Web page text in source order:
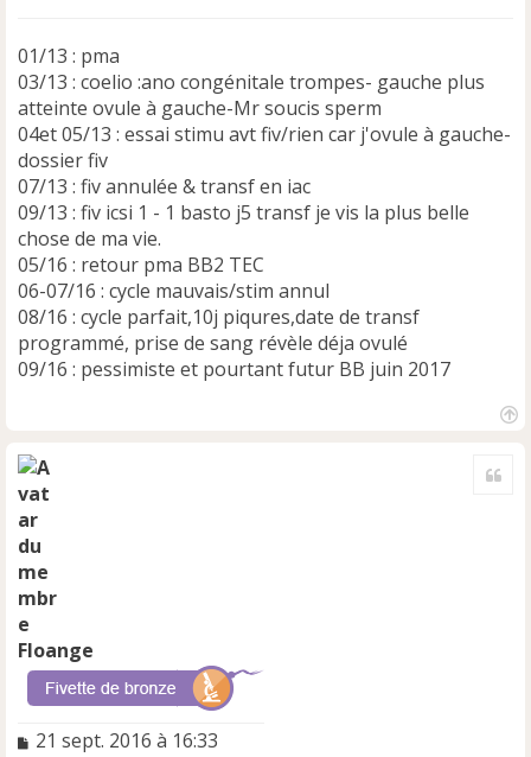
01/13 : pma
03/13 : coelio :ano congénitale trompes- gauche plus
atteinte ovule à gauche-Mr soucis sperm
04et 05/13 : essai stimu avt fiv/rien car j'ovule à gauche-
dossier fiv
07/13 : fiv annulée & transf en iac
09/13 : fiv icsi 1 - 1 basto j5 transf je vis la plus belle
chose de ma vie.
05/16 : retour pma BB2 TEC
06-07/16 : cycle mauvais/stim annul
08/16 : cycle parfait,10j piqures,date de transf
programmé, prise de sang révèle déja ovulé
09/16 : pessimiste et pourtant futur BB juin 2017
Floange
M
21 sept. 2016 à 16:33